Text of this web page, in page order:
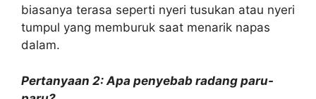
biasanya terasa seperti nyeri tusukan atau nyeri
tumpul yang memburuk saat menarik napas
dalam.
Pertanyaan 2: Apa penyebab radang paru-